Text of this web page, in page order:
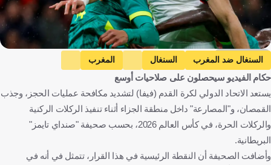
Getty Images
السنغال ضد المغرب السنغال
المغرب
كأس أمم إفريقيا
المغرب ضد الإكوادور
المباريات الودية
المغرب ضد النرويج
النرويج
إسكتلندا ضد المغرب
كأس العالم
المغرب ضد هايتي
البرازيل
الولايات المتحدة الأمريكية ضد السنغال
حكام الفيديو سيحصلون على صلاحيات أوسع
يستعد الاتحاد الدولي لكرة القدم (فيفا) لتشديد مكافحة عمليات الحجز، وجذب
القمصان، و"المصارعة" داخل منطقة الجزاء أثناء تنفيذ الركلات الركنية
والركلات الحرة، في كأس العالم 2026، بحسب صحيفة "صنداي تايمز"
البريطانية.
وأضافت الصحيفة أن النقطة الرئيسية في هذا القرار، تتمثل في أنه في